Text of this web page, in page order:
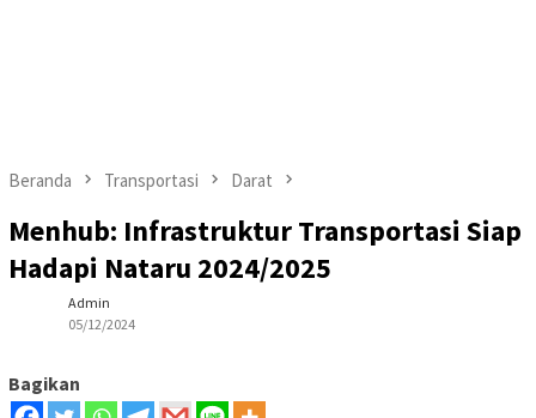
Beranda Transportasi Darat
Menhub: Infrastruktur Transportasi Siap
Hadapi Nataru 2024/2025
Admin
05/12/2024
Bagikan